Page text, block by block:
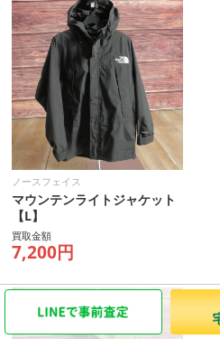
ノースフェイス
マウンテンライトジャケット
【L】
買取金額
7,200円